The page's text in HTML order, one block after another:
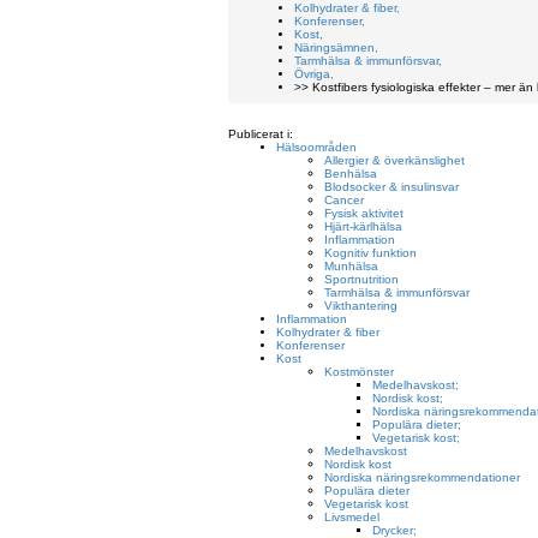
Kolhydrater & fiber,
Konferenser,
Kost,
Näringsämnen,
Tarmhälsa & immunförsvar,
Övriga,
>> Kostfibers fysiologiska effekter – mer än
Publicerat i:
Hälsoområden
Allergier & överkänslighet
Benhälsa
Blodsocker & insulinsvar
Cancer
Fysisk aktivitet
Hjärt-kärlhälsa
Inflammation
Kognitiv funktion
Munhälsa
Sportnutrition
Tarmhälsa & immunförsvar
Vikthantering
Inflammation
Kolhydrater & fiber
Konferenser
Kost
Kostmönster
Medelhavskost;
Nordisk kost;
Nordiska
Populära dieter;
Vegetarisk kost;
Medelhavskost
Nordisk kost
Nordiska näringsrekommendationer
Populära dieter
Vegetarisk kost
Livsmedel
Drycker;